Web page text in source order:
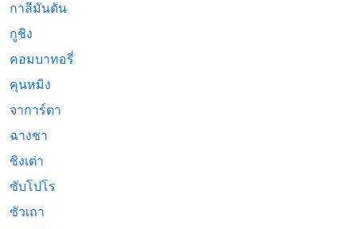
กาลีมันตัน
กูชิง
คอมบาทอรี่
คุนหมิง
จาการ์ตา
ฉางชา
ชิงเต่า
ซับโปโร
ซัวเถา